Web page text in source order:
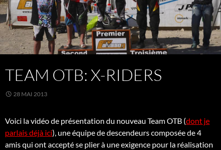
TEAM OTB: X-RIDERS
28 MAI 2013
Voici la vidéo de présentation du nouveau Team OTB (dont je
parlais déjà ici), une équipe de descendeurs composée de 4
amis qui ont accepté se plier à une exigence pour la réalisation